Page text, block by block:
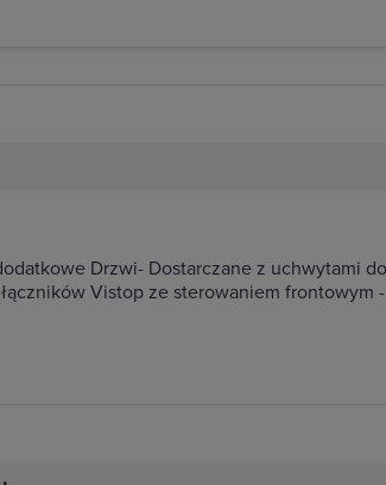
Drzwi- Dostarczane z uchwytami
Vistop ze sterowaniem